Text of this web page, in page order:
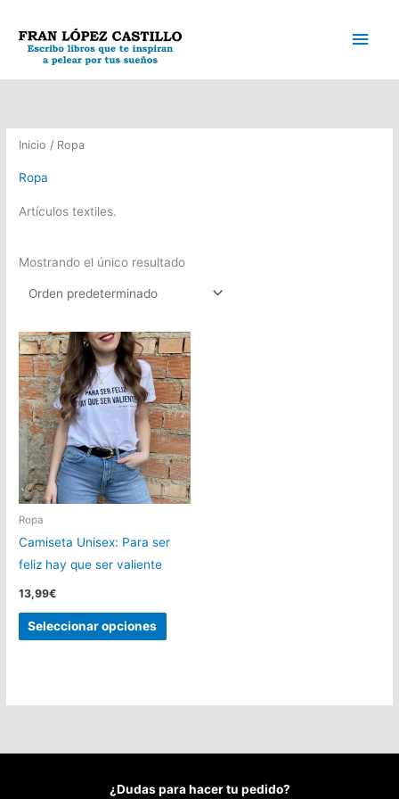
contenido
Inicio / Ropa
Ropa
Artículos textiles.
Mostrando el único resultado
Ropa
Camiseta Unisex: Para ser
feliz hay que ser valiente
13,99€
Seleccionar opciones
Este
producto
variantes.
opciones
pueden
¿Dudas para hacer tu pedido?